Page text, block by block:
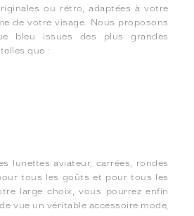
ou rétro, adaptées à votre
de votre visage. Nous proposons
bleu issues des plus grandes
que :
lunettes aviateur, carrées, rondes
tous les goûts et pour tous les
large choix, vous pourrez enfin
vue un véritable accessoire mode,